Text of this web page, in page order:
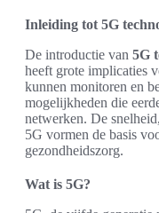
Inleiding tot 5G
De introductie van 5G
heeft grote implicaties
kunnen monitoren en
mogelijkheden die
netwerken. De
5G vormen de basis
gezondheidszorg.
Wat is 5G?